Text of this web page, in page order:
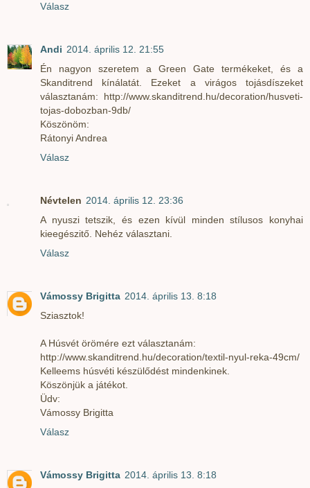
Válasz
Andi 2014. április 12. 21:55
Én nagyon szeretem a Green Gate termékeket, és a
Skanditrend kínálatát. Ezeket a virágos tojásdíszeket
választanám: http://www.skanditrend.hu/decoration/husveti-
tojas-dobozban-9db/
Köszönöm:
Rátonyi Andrea
Válasz
Névtelen 2014. április 12. 23:36
A nyuszi tetszik, és ezen kívül minden stílusos konyhai
kieegészitő. Nehéz választani.
Válasz
Vámossy Brigitta 2014. április 13. 8:18
Sziasztok!
A Húsvét örömére ezt választanám:
http://www.skanditrend.hu/decoration/textil-nyul-reka-49cm/
Kelleems húsvéti készülődést mindenkinek.
Köszönjük a játékot.
Üdv:
Vámossy Brigitta
Válasz
Vámossy Brigitta 2014. április 13. 8:18